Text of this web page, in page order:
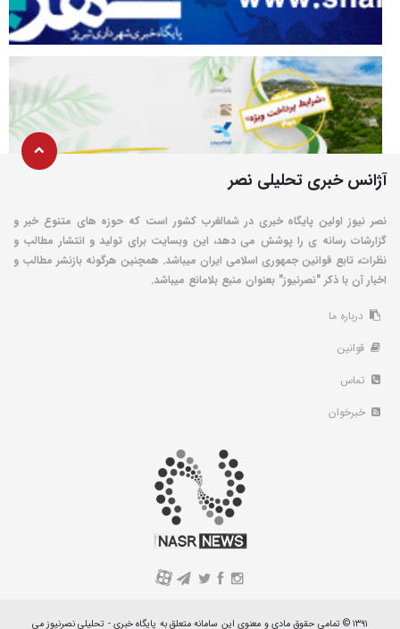
آژانس خبری تحلیلی نصر
نصر نیوز اولین پایگاه خبری در شمالغرب کشور است که حوزه های متنوع خبر و
گزارشات رسانه ی را پوشش می دهد، این وبسایت برای تولید و انتشار مطالب و
نظرات، تابع قوانین جمهوری اسلامی ایران میباشد. همچنین هرگونه بازنشر مطالب و
اخبار آن با ذکر "نصرنیوز" بعنوان منبع بلامانع میباشد.
درباره ما
قوانین
تماس
خبرخوان
A
۱۳۹۱ © تمامی حقوق مادی و معنوی این سامانه متعلق به پایگاه خبری - تحلیلی نصرنیوز می